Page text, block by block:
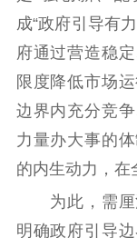
电
党
紫金
成“政府引导有
府通过营造稳
限度降低市场
边界内充分竞
力量办大事的
的内生动力，在
为此，需厘
明确政府引导